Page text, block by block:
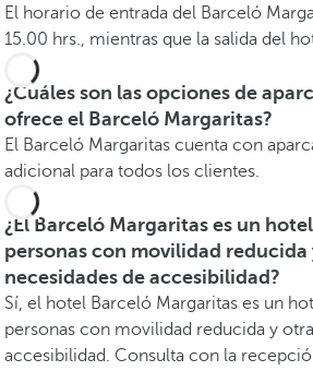
El horario de entrada del Barceló
15.00 hrs., mientras que la salida del
¿Cuáles son las opciones de
ofrece el Barceló Margaritas?
El Barceló Margaritas cuenta con
adicional para todos los clientes.
¿El Barceló Margaritas es un
personas con movilidad
necesidades de accesibilidad?
Sí, el hotel Barceló Margaritas es un
personas con movilidad reducida y
accesibilidad. Consulta con la